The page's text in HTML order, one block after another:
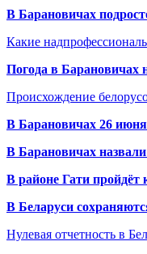
В Барановичах
Какие
Погода в Барановичах
Происхождение
В Барановичах 26
В Барановичах
В районе Гати
В Беларуси
Нулевая отчетность в